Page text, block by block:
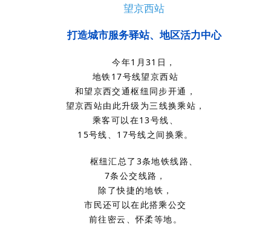
望京西站
打造城市服务驿站、地区活力中心
今年1月31日，
地铁17号线望京西站
和望京西交通枢纽同步开通，
望京西站由此升级为三线换乘站，
乘客可以在13号线、
15号线、17号线之间换乘。
枢纽汇总了3条地铁线路、
7条公交线路，
除了快捷的地铁，
市民还可以在此搭乘公交
前往密云、怀柔等地。